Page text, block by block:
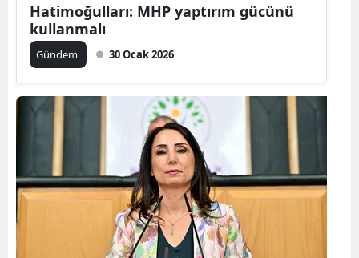
Hatimoğulları: MHP yaptırım gücünü
kullanmalı
Gündem 30 Ocak 2026